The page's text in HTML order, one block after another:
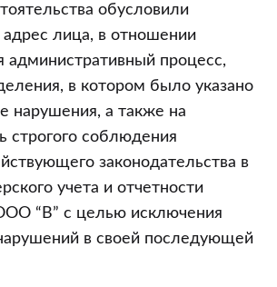
обусловили
адрес лица, в отношении
административный процесс,
в котором было указано
нарушения, а также на
строгого соблюдения
законодательства в
учета и отчетности
“В” с целью исключения
в своей последующей